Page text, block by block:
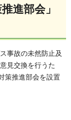
進部会」
事故の未然防止及
見交換を行うた
策推進部会を設置